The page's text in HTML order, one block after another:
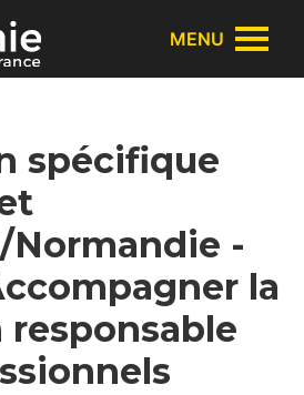
des cookies
MENU
spécifique
Normandie -
la